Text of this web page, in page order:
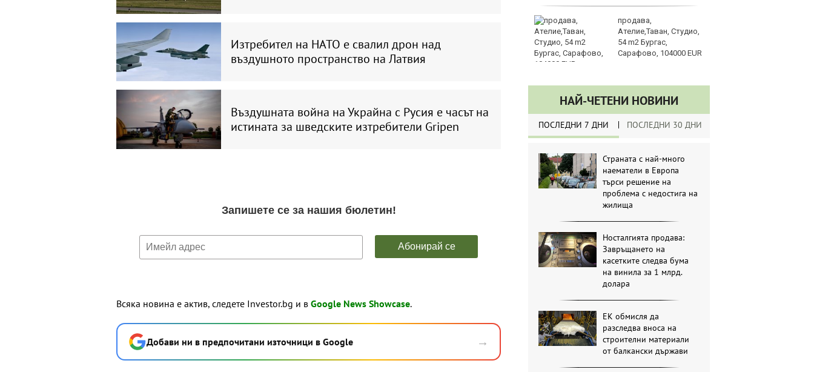
Изтребител на НАТО е свалил дрон над
въздушното пространство на Латвия
Въздушната война на Украйна с Русия е часът на
истината за шведските изтребители Gripen
Всяка новина е актив, следете Investor.bg и в Google News Showcase.
Добави ни в предпочитани източници в Google →
Регионалните здравни
инспекции
продава,
Ателие,Таван, Студио,
54 m2 Бургас,
Сарафово, 104000 EUR
НАЙ-ЧЕТЕНИ НОВИНИ
ПОСЛЕДНИ 7 ДНИ ПОСЛЕДНИ 30 ДНИ
Страната с най-много
наематели в Европа
търси решение на
проблема с недостига на
жилища
Носталгията продава:
Завръщането на
касетките следва бума
на винила за 1 млрд.
долара
ЕК обмисля да
разследва вноса на
строителни материали
от балкански държави